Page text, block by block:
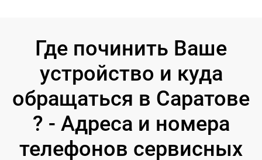
Где починить Ваше
устройство и куда
обращаться в Саратове
? - Адреса и номера
телефонов сервисных